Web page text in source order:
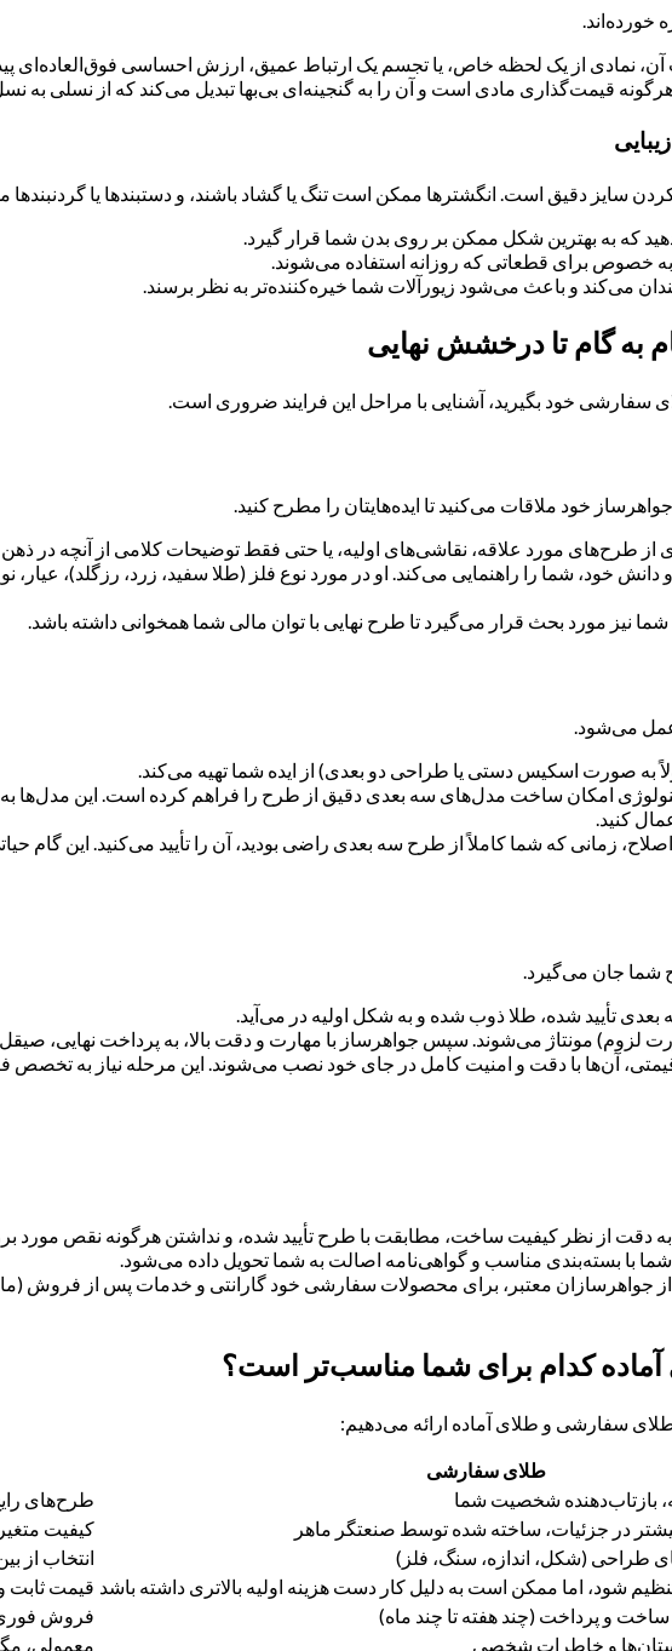
خورده‌اند.
نمادی از یک لحظه خاص، یا تجسم یک ارتباط عمیق، ارزش احساسی فوق‌العاده‌ای
هرگونه قیمت‌گذاری مادی است و آن را به گنجینه‌ای بی‌بها تبدیل می‌کند که از نسلی به
سایز دقیق است. انگشترها ممکن است تنگ یا گشاد باشند، و دستبندها یا
که به بهترین شکل ممکن بر روی بدن شما قرار گیرد.
به خصوص برای قطعاتی که روزانه استفاده می‌شوند.
می‌کند و باعث می‌شود زیورآلات شما خیره‌کننده‌تر به نظر برسند.
به گام تا درخشش نهایی
سفارشی خود بگیرید، آشنایی با مراحل این فرایند ضروری است.
خود ملاقات می‌کنید تا ایده‌هایتان را مطرح کنید.
از طرح‌های مورد علاقه، نقاشی‌های اولیه، یا حتی فقط توضیحات کلامی از آنچه در ذهن
خود، شما را راهنمایی می‌کند. او در مورد نوع فلز (طلا سفید، زرد، رزگلد)،
شما نیز مورد بحث قرار می‌گیرد تا طرح نهایی با توان مالی شما همخوانی داشته باشد.
عمل می‌شود.
به صورت اسکیس دستی یا طراحی دو بعدی) از ایده شما تهیه می‌کند.
امکان ساخت مدل‌های سه بعدی دقیق از طرح را فراهم کرده است. این مدل‌ها به
کنید.
زمانی که شما کاملاً از طرح سه بعدی راضی بودید، آن را تأیید می‌کنید. این گام
شما جان می‌گیرد.
تأیید شده، طلا ذوب شده و به شکل اولیه در می‌آید.
مونتاژ می‌شوند. سپس جواهرساز با مهارت و دقت بالا، به پرداخت نهایی،
آن‌ها با دقت و امنیت کامل در جای خود نصب می‌شوند. این مرحله نیاز به تخصص
دقت از نظر کیفیت ساخت، مطابقت با طرح تأیید شده، و نداشتن هرگونه نقص مورد
با بسته‌بندی مناسب و گواهی‌نامه اصالت به شما تحویل داده می‌شود.
جواهرسازان معتبر، برای محصولات سفارشی خود گارانتی و خدمات پس از فروش
کدام برای شما مناسب‌تر است؟
طلای سفارشی و طلای آماده ارائه می‌دهیم:
طلای سفارشی
بازتاب‌دهنده شخصیت شما
طرح‌های
در جزئیات، ساخته شده توسط صنعتگر ماهر
کیفیت
طراحی (شکل، اندازه، سنگ، فلز)
انتخاب از
شود، اما ممکن است به دلیل کار دست هزینه اولیه بالاتری داشته باشد قیمت ثابت
ساخت و پرداخت (چند هفته تا چند ماه)
فروش
داستان‌ها و خاطرات شخصی معمولی،